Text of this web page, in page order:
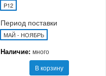
P12
Период поставки
МАЙ - НОЯБРЬ
Наличие: много
В корзину